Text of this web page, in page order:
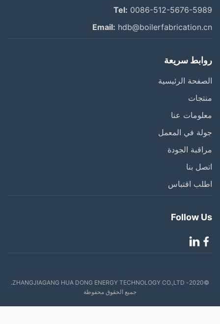
Tel:0086-512-5676-
Email:
سريعة
الرئيسية
عنا
في المعمل
الجودة
بنا
اقتباس
Follow
©2020- ZHANGJIAGANG HUA DONG ENERGY TECHNOLOGY CO.,LTD.
جميع الحقوق محفوظة